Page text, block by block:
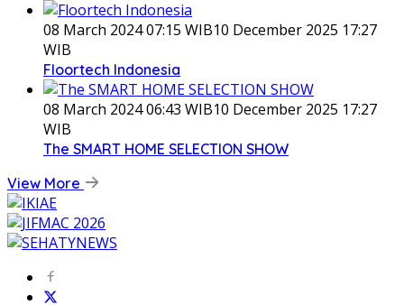
08 March 2024 07:15 WIB10 December 2025 17:27
WIB
Floortech Indonesia
08 March 2024 06:43 WIB10 December 2025 17:27
WIB
The SMART HOME SELECTION SHOW
View More